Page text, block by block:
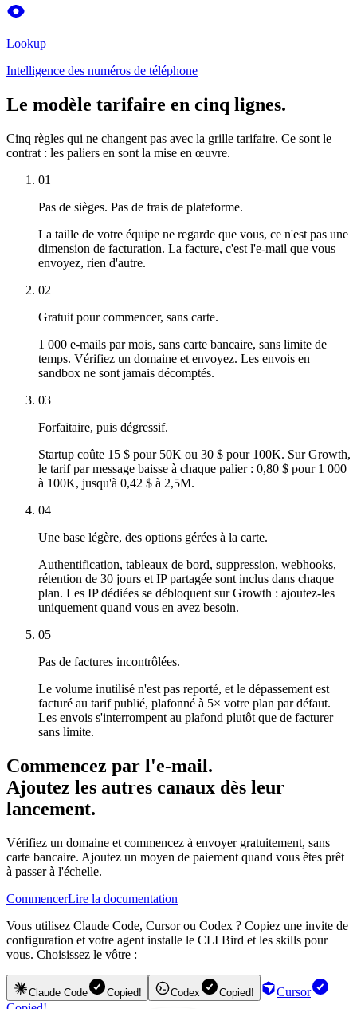
Lookup
Intelligence des numéros de téléphone
Le modèle tarifaire en cinq lignes.
Cinq règles qui ne changent pas avec la grille tarifaire. Ce sont le
contrat : les paliers en sont la mise en œuvre.
01
Pas de sièges. Pas de frais de plateforme.
La taille de votre équipe ne regarde que vous, ce n'est pas une
dimension de facturation. La facture, c'est l'e-mail que vous
envoyez, rien d'autre.
02
Gratuit pour commencer, sans carte.
1 000 e-mails par mois, sans carte bancaire, sans limite de
temps. Vérifiez un domaine et envoyez. Les envois en
sandbox ne sont jamais décomptés.
03
Forfaitaire, puis dégressif.
Startup coûte 15 $ pour 50K ou 30 $ pour 100K. Sur Growth,
le tarif par message baisse à chaque palier : 0,80 $ pour 1 000
à 100K, jusqu'à 0,42 $ à 2,5M.
04
Une base légère, des options gérées à la carte.
Authentification, tableaux de bord, suppression, webhooks,
rétention de 30 jours et IP partagée sont inclus dans chaque
plan. Les IP dédiées se débloquent sur Growth : ajoutez-les
uniquement quand vous en avez besoin.
05
Pas de factures incontrôlées.
Le volume inutilisé n'est pas reporté, et le dépassement est
facturé au tarif publié, plafonné à 5× votre plan par défaut.
Les envois s'interrompent au plafond plutôt que de facturer
sans limite.
Commencez par l'e-mail.
Ajoutez les autres canaux dès leur
lancement.
Vérifiez un domaine et commencez à envoyer gratuitement, sans
carte bancaire. Ajoutez un moyen de paiement quand vous êtes prêt
à passer à l'échelle.
CommencerLire la documentation
Vous utilisez Claude Code, Cursor ou Codex ? Copiez une invite de
configuration et votre agent installe le CLI Bird et les skills pour
vous. Choisissez le vôtre :
Claude Code Copied! Codex Copied!
Cursor